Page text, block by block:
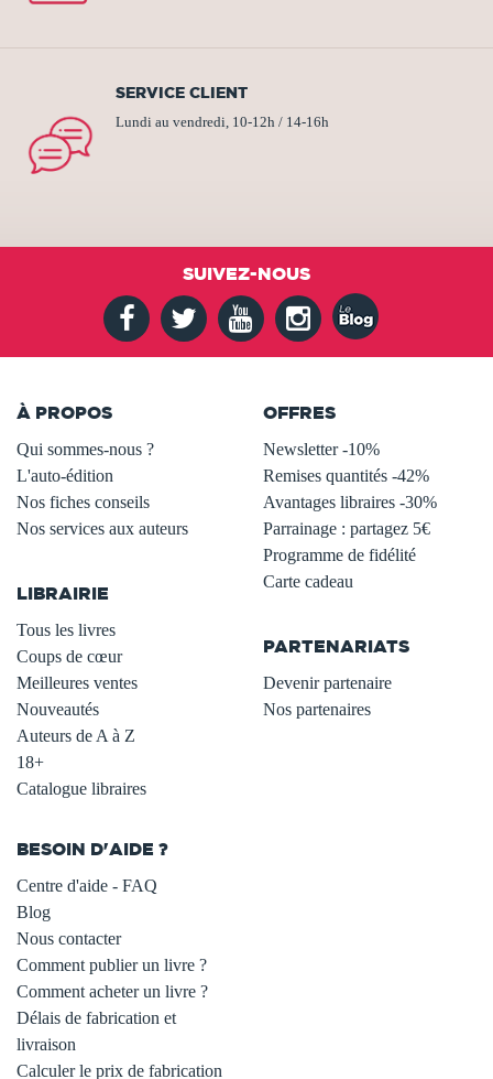
SERVICE CLIENT
Lundi au vendredi, 10-12h / 14-16h
SUIVEZ-NOUS
À PROPOS
Qui sommes-nous ?
L'auto-édition
Nos fiches conseils
Nos services aux auteurs
LIBRAIRIE
Tous les livres
Coups de cœur
Meilleures ventes
Nouveautés
Auteurs de A à Z
18+
Catalogue libraires
OFFRES
Newsletter -10%
Remises quantités -42%
Avantages libraires -30%
Parrainage : partagez 5€
Programme de fidélité
Carte cadeau
PARTENARIATS
Devenir partenaire
Nos partenaires
BESOIN D'AIDE ?
Centre d'aide - FAQ
Blog
Nous contacter
Comment publier un livre ?
Comment acheter un livre ?
Délais de fabrication et
livraison
Calculer le prix de fabrication